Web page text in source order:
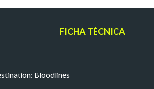
FICHA TÉCNICA
Bloodlines